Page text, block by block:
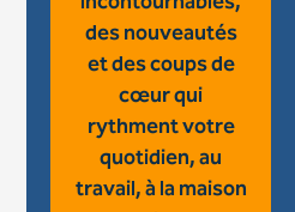
des nouveautés
et des coups de
cœur qui
rythment votre
quotidien, au
travail, à la maison